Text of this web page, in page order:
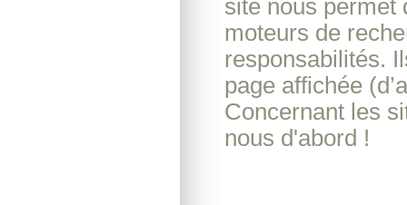
site nous permet
moteurs de
responsabilités.
page affichée
Concernant les
nous d'abord !